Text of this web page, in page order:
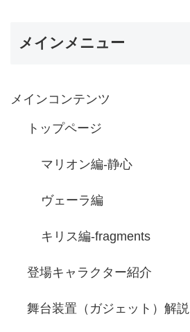
メインメニュー
メインコンテンツ
トップページ
マリオン編-静心
ヴェーラ編
キリス編-fragments
登場キャラクター紹介
舞台装置（ガジェット）解説